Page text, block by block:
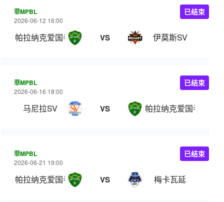
菲MPBL
2026-06-12 16:00
帕拉纳克爱国者 VS 伊莫斯SV
已结束
菲MPBL
2026-06-16 18:00
马尼拉SV VS 帕拉纳克爱国者
已结束
菲MPBL
2026-06-21 19:00
帕拉纳克爱国者 VS 梅卡瓦延
已结束